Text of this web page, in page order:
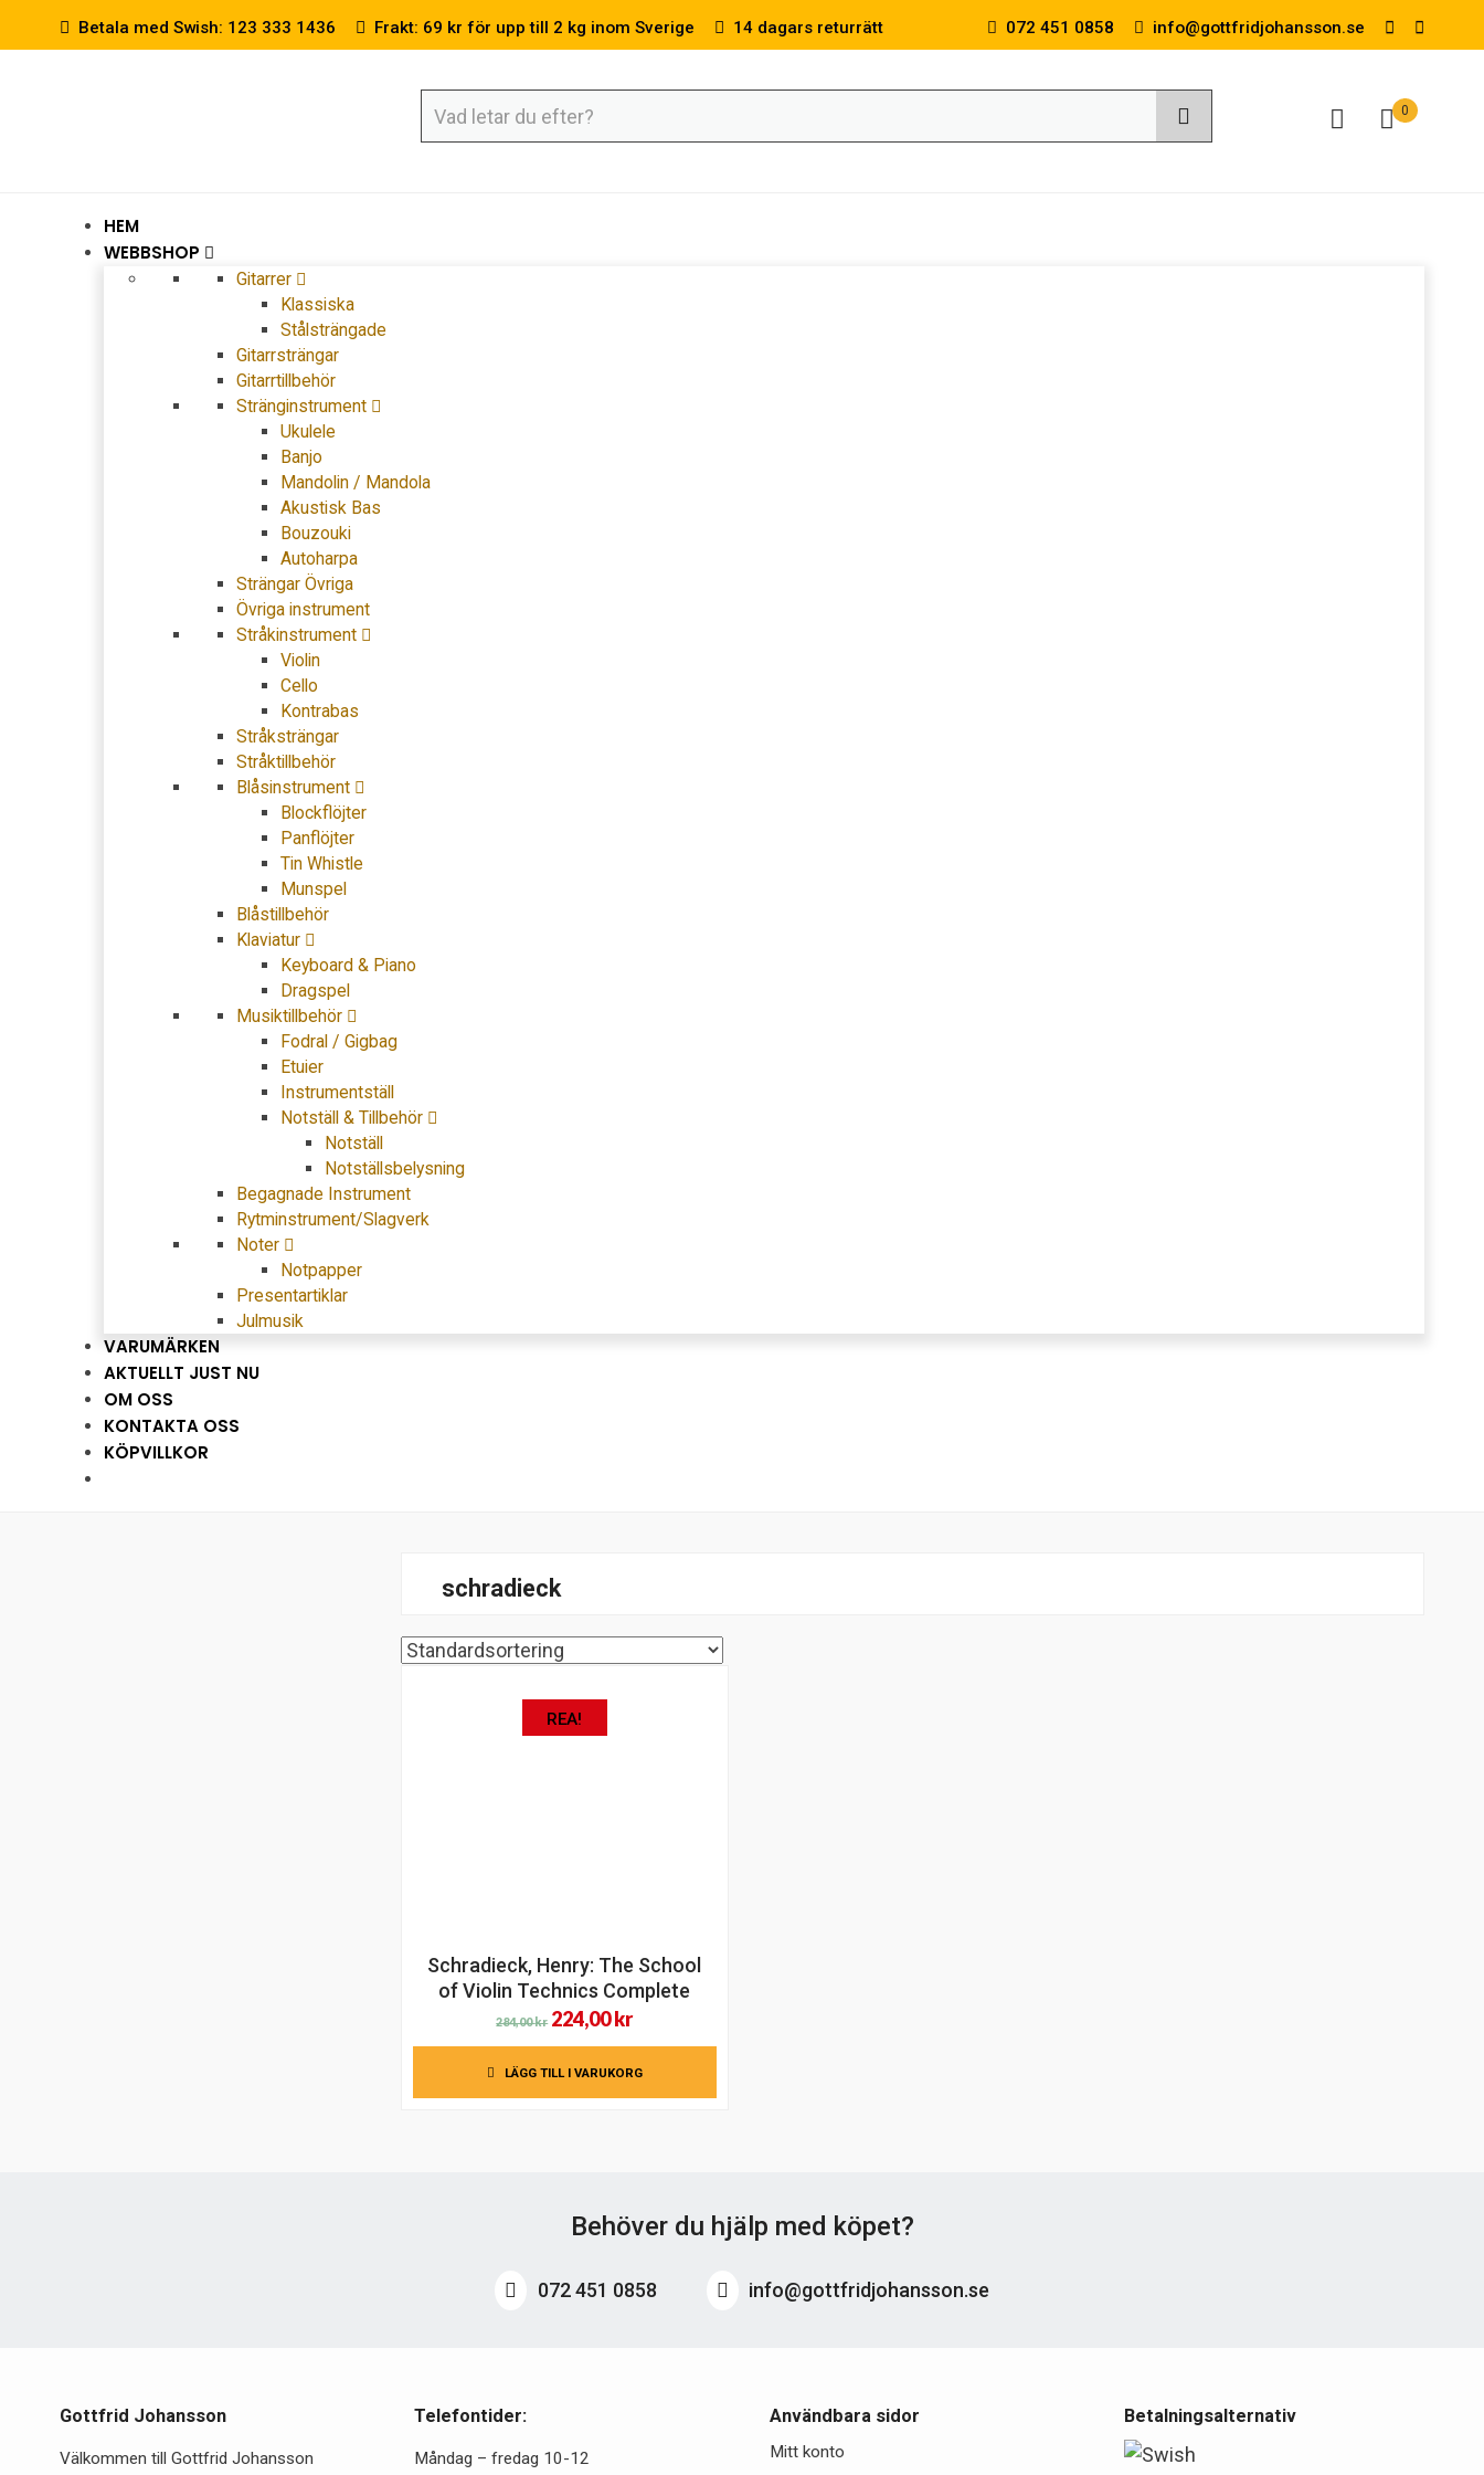
Betala med Swish: 123 333 1436 Frakt: 69 kr för upp till 2 kg inom Sverige 14 dagars returrätt 072 451 0858 info@gottfridjohansson.se
0
HEM
WEBBSHOP
Gitarrer
Klassiska
Stålsträngade
Gitarrsträngar
Gitarrtillbehör
Stränginstrument
Ukulele
Banjo
Mandolin / Mandola
Akustisk Bas
Bouzouki
Autoharpa
Strängar Övriga
Övriga instrument
Stråkinstrument
Violin
Cello
Kontrabas
Stråksträngar
Stråktillbehör
Blåsinstrument
Blockflöjter
Panflöjter
Tin Whistle
Munspel
Blåstillbehör
Klaviatur
Keyboard & Piano
Dragspel
Musiktillbehör
Fodral / Gigbag
Etuier
Instrumentställ
Notställ & Tillbehör
Notställ
Notställsbelysning
Begagnade Instrument
Rytminstrument/Slagverk
Noter
Notpapper
Presentartiklar
Julmusik
VARUMÄRKEN
AKTUELLT JUST NU
OM OSS
KONTAKTA OSS
KÖPVILLKOR
schradieck
REA!
Schradieck, Henry: The School
of Violin Technics Complete
284,00kr Det
ursprungliga
priset
224,00krDet
nuvarande
priset
LÄGG TILL I VARUKORG
Behöver du hjälp med köpet?
072 451 0858 info@gottfridjohansson.se
Gottfrid Johansson
Välkommen till Gottfrid Johansson
Telefontider:
Måndag – fredag 10-12
Användbara sidor
Mitt konto
Betalningsalternativ